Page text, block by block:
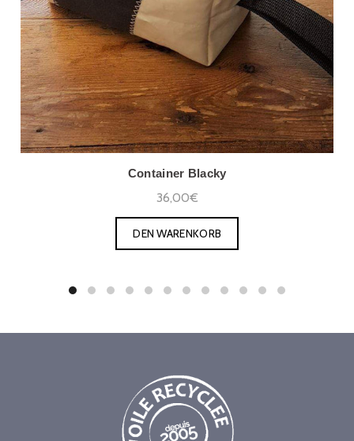
Container Blacky
36,00€
DEN WARENKORB